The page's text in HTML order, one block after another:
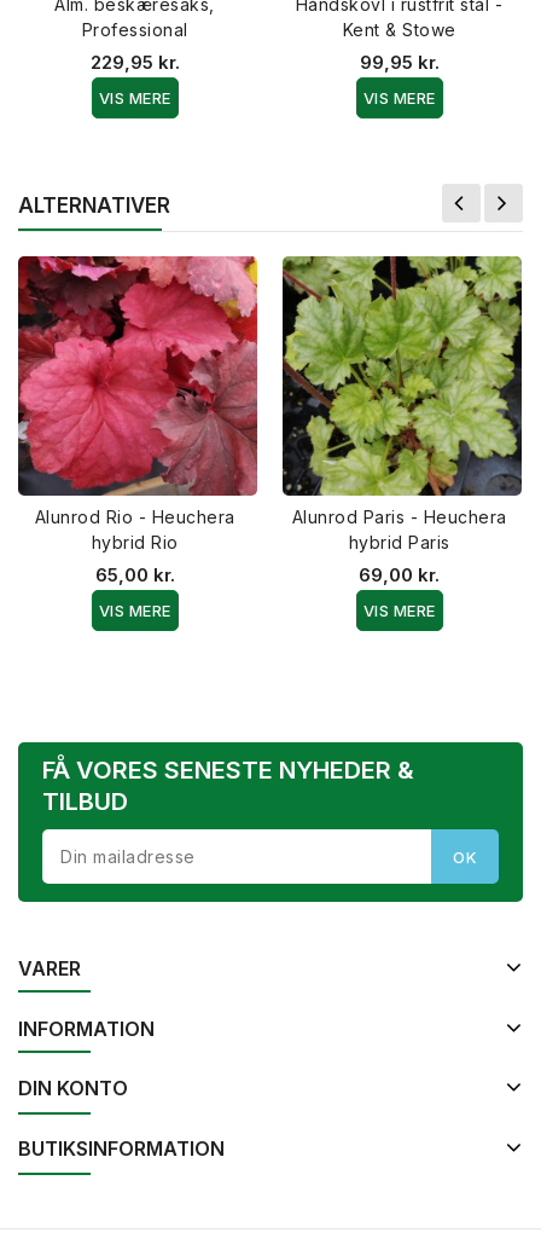
Alm. beskæresaks,
Professional
229,95 kr.
VIS MERE
Håndskovl i rustfrit stål -
Kent & Stowe
99,95 kr.
VIS MERE
ALTERNATIVER
Alunrod Rio - Heuchera
hybrid Rio
65,00 kr.
VIS MERE
Alunrod Paris - Heuchera
hybrid Paris
69,00 kr.
VIS MERE
FÅ VORES SENESTE NYHEDER &
TILBUD
VARER
INFORMATION
DIN KONTO
BUTIKSINFORMATION